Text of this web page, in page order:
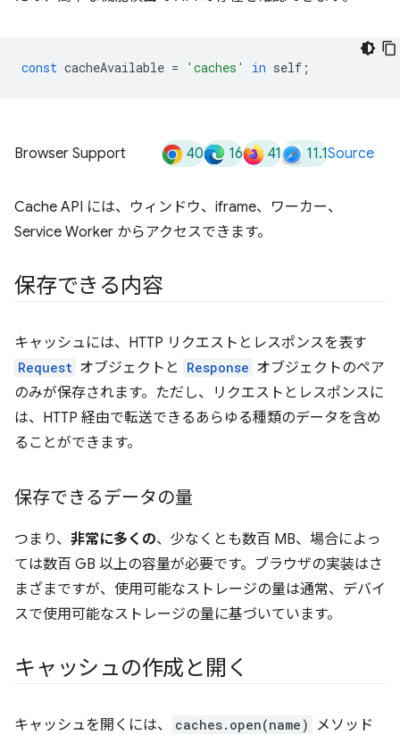
const cacheAvailable = 'caches' in self ;
Browser Support 40 16 41 11.1Source
Cache API には、ウィンドウ、iframe、ワーカー、
Service Worker からアクセスできます。
保存できる内容
キャッシュには、HTTP リクエストとレスポンスを表す
Request オブジェクトと Response オブジェクトのペア
のみが保存されます。ただし、リクエストとレスポンスに
は、HTTP 経由で転送できるあらゆる種類のデータを含め
ることができます。
保存できるデータの量
つまり、 非常に多くの、少なくとも数百 MB、場合によっ
ては数百 GB 以上の容量が必要です。ブラウザの実装はさ
まざまですが、使用可能なストレージの量は通常、デバイ
スで使用可能なストレージの量に基づいています。
キャッシュの作成と開く
キャッシュを開くには、 caches.open(name)
メソッド